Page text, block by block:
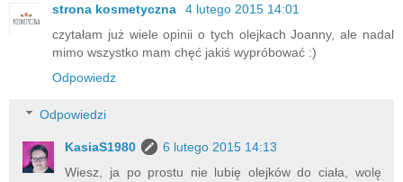
strona kosmetyczna
4 lutego 2015 14:01
czytałam już wiele opinii o tych olejkach Joanny, ale nadal
mimo wszystko mam chęć jakiś wypróbować :)
Odpowiedz
Odpowiedzi
KasiaS1980
6 lutego 2015 14:13
Wiesz, ja po prostu nie lubię olejków do ciała, wolę